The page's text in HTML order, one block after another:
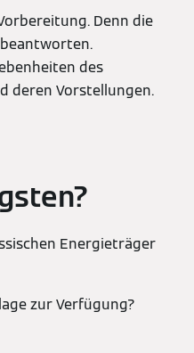
Denn die
beantworten.
des
deren Vorstellungen.
Energieträger
zur Verfügung?